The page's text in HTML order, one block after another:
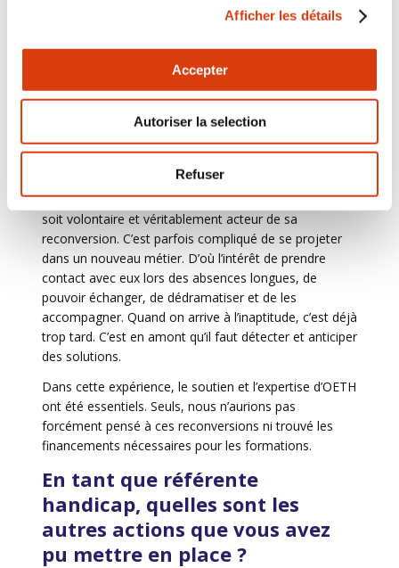
Afficher les détails
Accepter
Autoriser la selection
Refuser
parce qu’il y avait des besoins en recrutement dans
chacune des structures. Idéalement, il faudrait pouvoir
étudier sur chaque poste les possibilités de mobilité
compétences couplée à une cartographie des
restrictions médicales et des risques d’inaptitude, donc
beaucoup d’anticipation.
Pour que cela fonctionne, il faut aussi que le salarié
soit volontaire et véritablement acteur de sa
reconversion. C’est parfois compliqué de se projeter
dans un nouveau métier. D’où l’intérêt de prendre
contact avec eux lors des absences longues, de
pouvoir échanger, de dédramatiser et de les
accompagner. Quand on arrive à l’inaptitude, c’est déjà
trop tard. C’est en amont qu’il faut détecter et anticiper
des solutions.
Dans cette expérience, le soutien et l’expertise d’OETH
ont été essentiels. Seuls, nous n’aurions pas
forcément pensé à ces reconversions ni trouvé les
financements nécessaires pour les formations.
En tant que référente
handicap, quelles sont les
autres actions que vous avez
pu mettre en place ?